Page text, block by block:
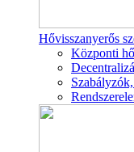
Hővisszanyerős
Központi